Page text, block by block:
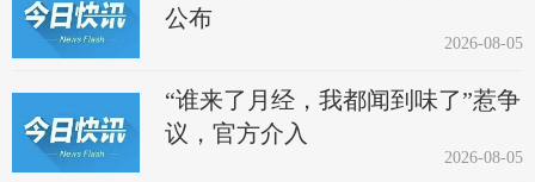
公布
2026-08-05
“谁来了月经，我都闻到味了”惹争
议，官方介入
2026-08-05